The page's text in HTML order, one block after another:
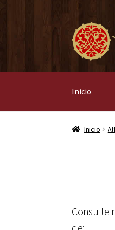
Ir
a
la
Ir
al
contenido
Inicio
Inicio
Consulte